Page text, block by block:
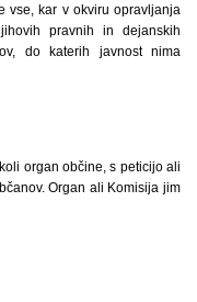
vse, kar v okviru opravljanja
pravnih in dejanskih
do katerih javnost nima
organ občine, s peticijo ali
Organ ali Komisija jim